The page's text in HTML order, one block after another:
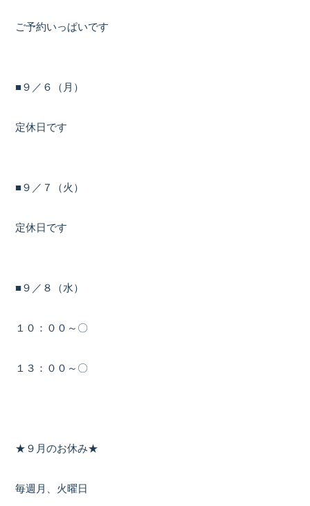
ご予約いっぱいです
■９／６（月）
定休日です
■９／７（火）
定休日です
■９／８（水）
１０：００～〇
１３：００～〇
★９月のお休み★
毎週月、火曜日